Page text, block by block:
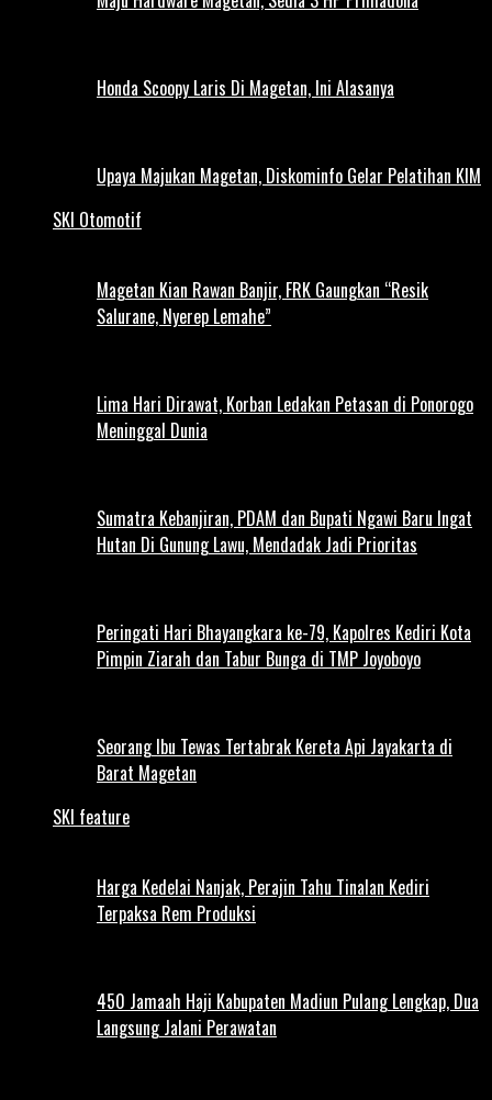
Honda Scoopy Laris Di Magetan, Ini Alasanya
Upaya Majukan Magetan, Diskominfo Gelar Pelatihan KIM
SKI Otomotif
Magetan Kian Rawan Banjir, FRK Gaungkan “Resik
Salurane, Nyerep Lemahe”
Lima Hari Dirawat, Korban Ledakan Petasan di Ponorogo
Meninggal Dunia
Sumatra Kebanjiran, PDAM dan Bupati Ngawi Baru Ingat
Hutan Di Gunung Lawu, Mendadak Jadi Prioritas
Peringati Hari Bhayangkara ke-79, Kapolres Kediri Kota
Pimpin Ziarah dan Tabur Bunga di TMP Joyoboyo
Seorang Ibu Tewas Tertabrak Kereta Api Jayakarta di
Barat Magetan
SKI feature
Harga Kedelai Nanjak, Perajin Tahu Tinalan Kediri
Terpaksa Rem Produksi
450 Jamaah Haji Kabupaten Madiun Pulang Lengkap, Dua
Langsung Jalani Perawatan